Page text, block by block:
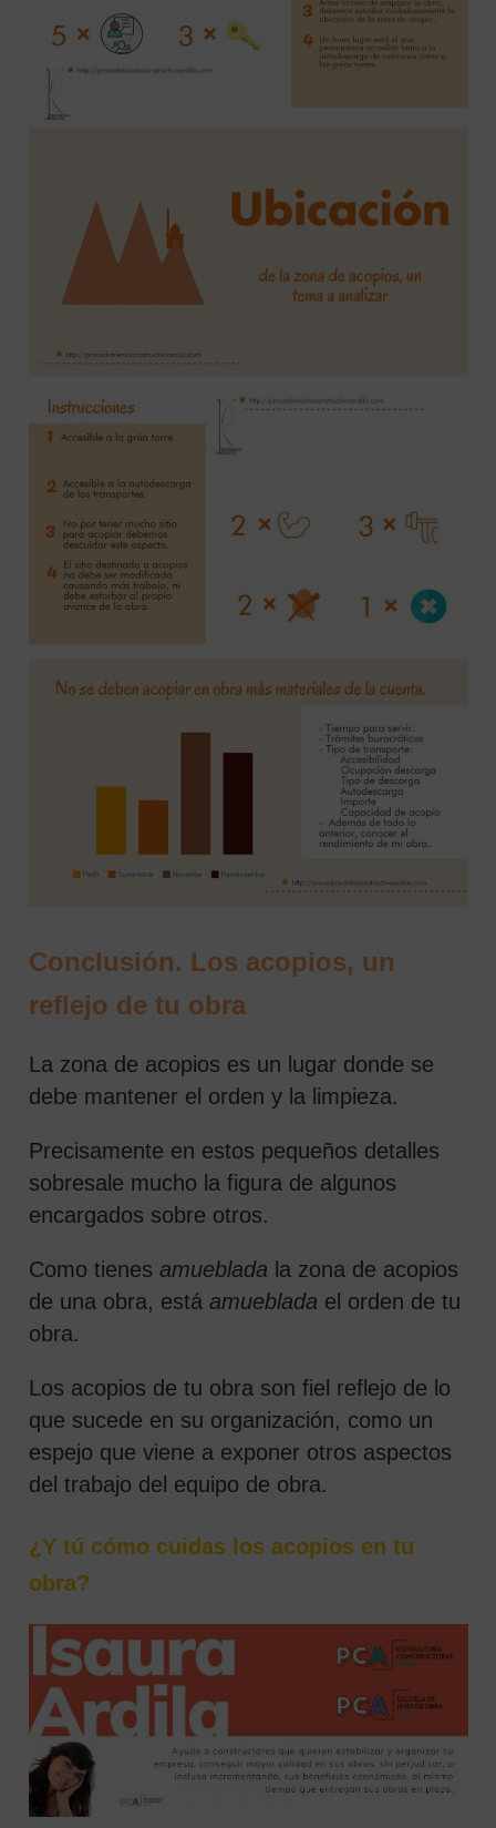
Conclusión. Los acopios, un
reflejo de tu obra
La zona de acopios es un lugar donde se
debe mantener el orden y la limpieza.
Precisamente en estos pequeños detalles
sobresale mucho la figura de algunos
encargados sobre otros.
Como tienes amueblada la zona de acopios
de una obra, está amueblada el orden de tu
obra.
Los acopios de tu obra son fiel reflejo de lo
que sucede en su organización, como un
espejo que viene a exponer otros aspectos
del trabajo del equipo de obra.
¿Y tú cómo cuidas los acopios en tu
obra?